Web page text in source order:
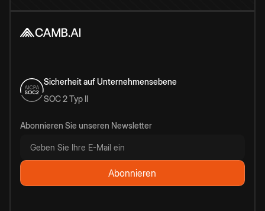
Sicherheit auf Unternehmensebene
SOC 2 Typ II
Abonnieren Sie unseren Newsletter